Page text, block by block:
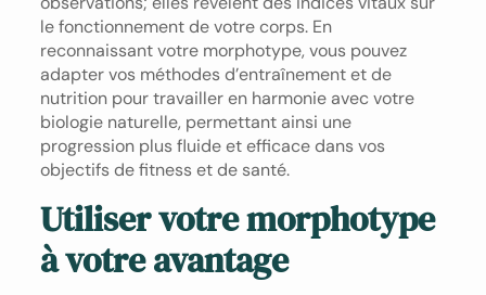
le fonctionnement de votre corps. En
reconnaissant votre morphotype, vous pouvez
adapter vos méthodes d’entraînement et de
nutrition pour travailler en harmonie avec votre
biologie naturelle, permettant ainsi une
progression plus fluide et efficace dans vos
objectifs de fitness et de santé.
Utiliser votre morphotype
à votre avantage